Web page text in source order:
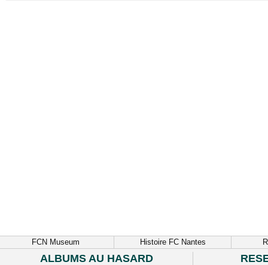
FCN Museum Histoire FC Nantes
ALBUMS AU HASARD